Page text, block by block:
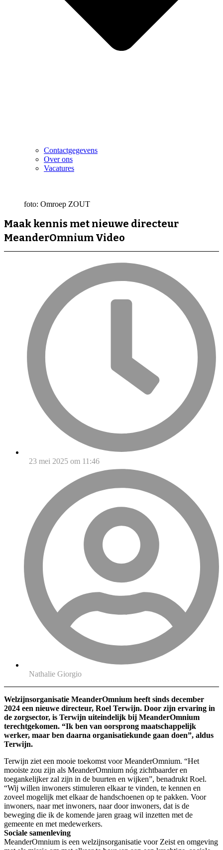
Contactgegevens
Over ons
Vacatures
foto: Omroep ZOUT
Maak kennis met nieuwe directeur
MeanderOmnium Video
23 mei 2025 om 11:46
Nathalie Giorgio
Welzijnsorganisatie MeanderOmnium heeft sinds december
2024 een nieuwe directeur, Roel Terwijn. Door zijn ervaring in
de zorgsector, is Terwijn uiteindelijk bij MeanderOmnium
terechtgekomen. “Ik ben van oorsprong maatschappelijk
werker, maar ben daarna organisatiekunde gaan doen”, aldus
Terwijn.
Terwijn ziet een mooie toekomst voor MeanderOmnium. “Het
mooiste zou zijn als MeanderOmnium nóg zichtbaarder en
toegankelijker zal zijn in de buurten en wijken”, benadrukt Roel.
“Wij willen inwoners stimuleren elkaar te vinden, te kennen en
zoveel mogelijk met elkaar de handschoenen op te pakken. Voor
inwoners, naar met inwoners, naar door inwoners, dat is de
beweging die ik de komende jaren graag wil inzetten met de
gemeente en met medewerkers.
Sociale samenleving
MeanderOmnium is een welzijnsorganisatie voor Zeist en omgeving